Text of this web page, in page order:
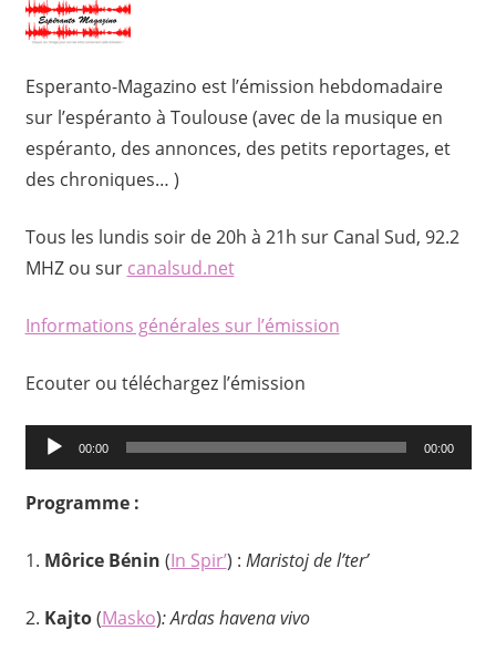
Esperanto-Magazino est l’émission hebdomadaire
sur l’espéranto à Toulouse (avec de la musique en
espéranto, des annonces, des petits reportages, et
des chroniques… )
Tous les lundis soir de 20h à 21h sur Canal Sud, 92.2
MHZ ou sur canalsud.net
Informations générales sur l’émission
Ecouter ou téléchargez l’émission
Lecteur
audio
00:00 00:00
Programme :
1. Môrice Bénin (In Spir’) : Maristoj de l’ter’
2. Kajto(Masko): Ardas havena vivo